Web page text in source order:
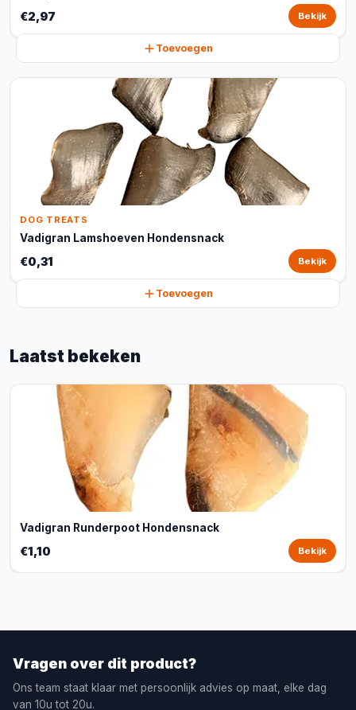
€2,97 Bekijk
Toevoegen
DOG TREATS
Vadigran Lamshoeven Hondensnack
€0,31 Bekijk
Toevoegen
Laatst bekeken
Vadigran Runderpoot Hondensnack
€1,10 Bekijk
Vragen over dit product?
Ons team staat klaar met persoonlijk advies op maat, elke dag
van 10u tot 20u.